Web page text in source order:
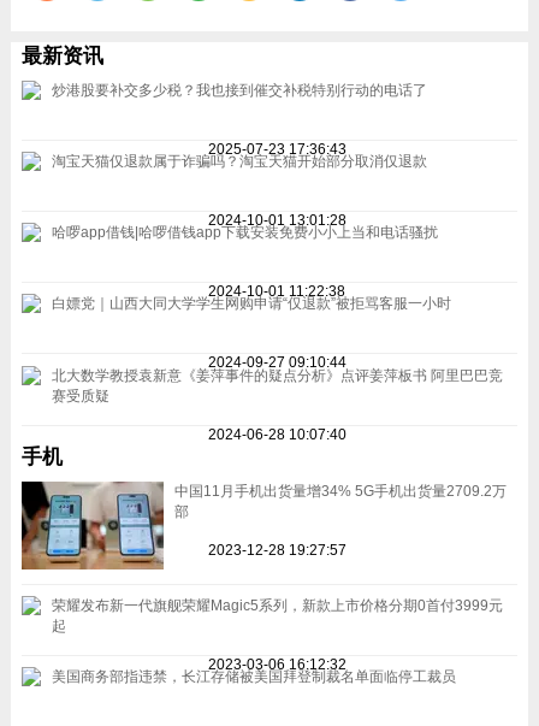
最新资讯
炒港股要补交多少税？我也接到催交补税特别行动的电话了
2025-07-23 17:36:43
淘宝天猫仅退款属于诈骗吗？淘宝天猫开始部分取消仅退款
2024-10-01 13:01:28
哈啰app借钱|哈啰借钱app下载安装免费小小上当和电话骚扰
2024-10-01 11:22:38
白嫖党｜山西大同大学学生网购申请“仅退款”被拒骂客服一小时
2024-09-27 09:10:44
北大数学教授袁新意《姜萍事件的疑点分析》点评姜萍板书 阿里巴巴竞
赛受质疑
2024-06-28 10:07:40
手机
中国11月手机出货量增34% 5G手机出货量2709.2万
部
2023-12-28 19:27:57
荣耀发布新一代旗舰荣耀Magic5系列，新款上市价格分期0首付3999元
起
2023-03-06 16:12:32
美国商务部指违禁，长江存储被美国拜登制裁名单面临停工裁员